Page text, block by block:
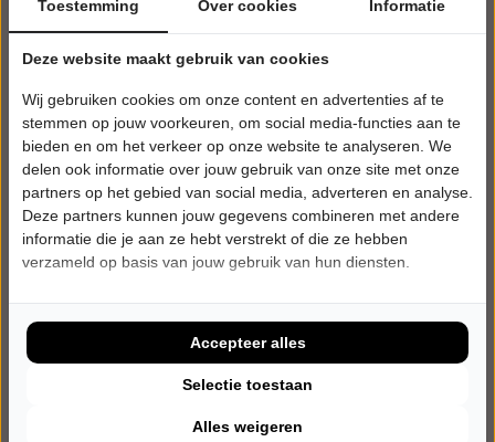
DONDERDAG 7 JANUARI 2027 • 20:30 UUR
Wouter Monden
Met Blokjes
Amphion Cultuurbedrijf
Doetinchem
CABARET
Tickets
Toestemming Over cookies Informatie
Deze website maakt gebruik van cookies
Wij gebruiken cookies om onze content en advertenties af te
stemmen op jouw voorkeuren, om social media-functies aan te
bieden en om het verkeer op onze website te analyseren. We
delen ook informatie over jouw gebruik van onze site met onze
partners op het gebied van social media, adverteren en analyse.
Deze partners kunnen jouw gegevens combineren met andere
informatie die je aan ze hebt verstrekt of die ze hebben
verzameld op basis van jouw gebruik van hun diensten.
Alles weigeren
Selectie toestaan
Accepteer alles